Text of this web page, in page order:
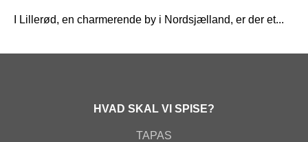
I Lillerød, en charmerende by i Nordsjælland, er der et...
HVAD SKAL VI SPISE?
TAPAS